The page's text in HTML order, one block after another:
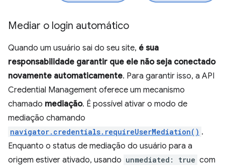
Mediar o login automático
Quando um usuário sai do seu site, é sua
responsabilidade garantir que ele não seja conectado
novamente automaticamente. Para garantir isso, a API
Credential Management oferece um mecanismo
chamado mediação. É possível ativar o modo de
mediação chamando
navigator.credentials.requireUserMediation() .
Enquanto o status de mediação do usuário para a
origem estiver ativado, usando unmediated: true com